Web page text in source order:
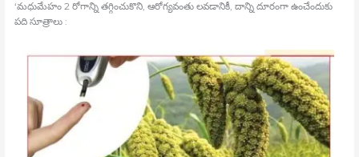
‘మధుమేహం 2 రోగాన్ని తగ్గించుకొని, ఆరోగ్యవంతు లవడానికీ, దాన్ని దూరంగా ఉంచేందుకు
పది సూత్రాలు :